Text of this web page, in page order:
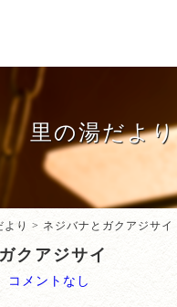
里の湯だより
より > ネジバナとガクアジサイ
クアジサイ
コメントなし